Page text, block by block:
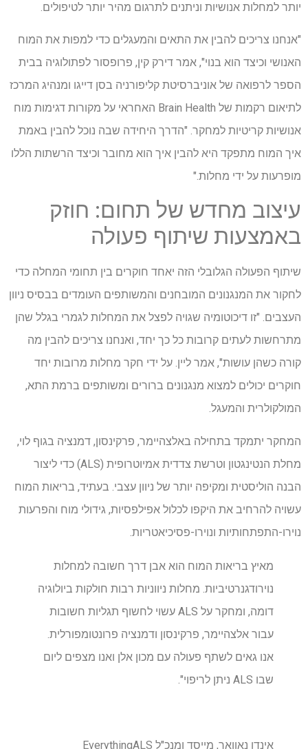
יותר למחלות אנושיות וניתנים לתרגום מהיר יותר לטיפולים.
"אנחנו צריכים להבין את התאים והמעגלים כדי למפות את המוח
האנושי וכיצד הוא בנוי", אמר דירק קין, פרופסור לפתולוגיה בבית
הספר לרפואה של אוניברסיטת קליפורניה בסן דייגו ומנהיג המרכז
לתיאום רקמות של Brain Health האחראי על מקורות דגימות מוח
אנושיות קריטיות למחקר. "הדרך היחידה שבה נוכל להבין באמת
איך המוח מתפקד היא להבין איך הוא מחובר וכיצד הרשתות הללו
מופרעות על ידי מחלות."
עיצוב מחדש של תחום: חוזק
באמצעות שיתוף פעולה
שיתוף הפעולה הגלובלי הזה יאחד חוקרים בין תחומי המחלה כדי
לחקור את המנגנונים המובחנים והמשותפים העומדים בבסיס ניוון
העצבים. "זו דיכוטומיה שגויה לפצל את המחלות לגמרי בגלל שהן
מתרחשות לעתים קרובות כל כך יחד, ואנחנו צריכים להבין מה
קורה כשהן עושות", אמר ליין. על ידי חקר מחלות מרובות יחד
חוקרים יכולים למצוא מנגנונים ברורים ומשותפים ברמת התא,
המולקולרית והמעגל.
המחקר יתמקד בתחילה באלצהיימר, פרקינסון, דמנציה בגוף לוי,
מחלת הנטינגטון וטרשת צדדית אמיוטרופית (ALS) כדי ליצור
הבנה הוליסטית ומקיפה יותר של ניוון עצבי. בעתיד, בריאות המוח
עשויה להרחיב את היקפו לכלול אפילפסיות, גידולי מוח והפרעות
נוירו-התפתחותיות ונוירו-פסיכיאטריות.
מאיץ בריאות המוח הוא אבן דרך חשובה למחלות
נוירודגנרטיביות. מחלות ניווניות רבות חולקות ביולוגיה
דומה, ומחקר על ALS עשוי לחשוף תגליות חשובות
עבור אלצהיימר, פרקינסון ודמנציה פרונטומפורלית.
אנו גאים לשתף פעולה עם מכון אלן ואנו מצפים ליום
שבו ALS ניתן לריפוי".
אינדו נאוואר, מייסד ומנכ"ל EverythingALS